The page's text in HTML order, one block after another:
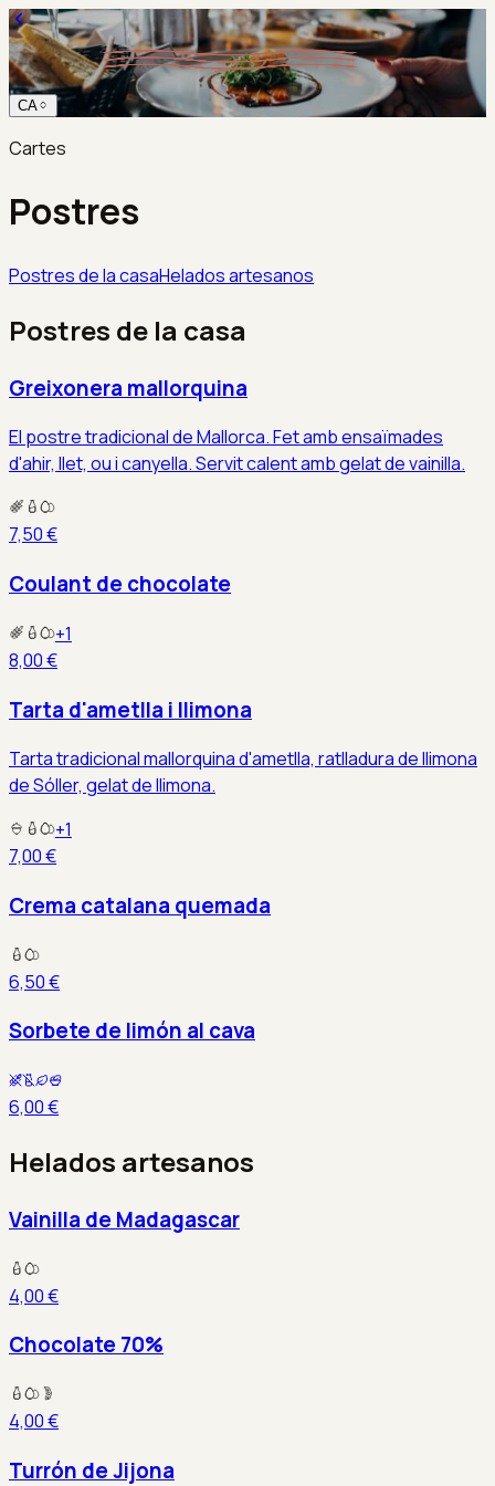
CA
Cartes
Postres
Postres de la casaHelados artesanos
Postres de la casa
Greixonera mallorquina
El postre tradicional de Mallorca. Fet amb ensaïmades
d'ahir, llet, ou i canyella. Servit calent amb gelat de vainilla.
7,50 €
Coulant de chocolate
+1
8,00 €
Tarta d'ametlla i llimona
Tarta tradicional mallorquina d'ametlla, ratlladura de llimona
de Sóller, gelat de llimona.
+1
7,00 €
Crema catalana quemada
6,50 €
Sorbete de limón al cava
6,00 €
Helados artesanos
Vainilla de Madagascar
4,00 €
Chocolate 70%
4,00 €
Turrón de Jijona